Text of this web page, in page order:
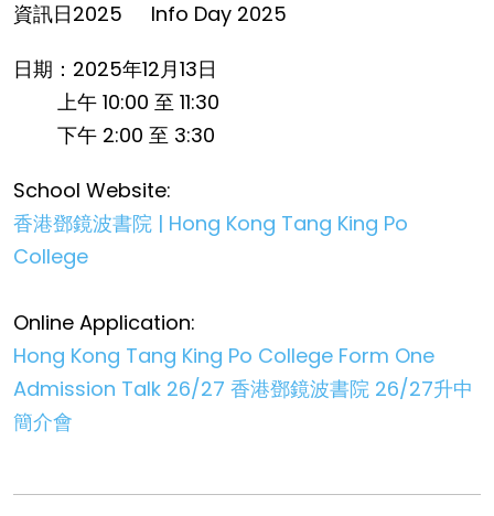
資訊日2025
Info Day 2025
日期：2025年12月13日
上午 10:00 至 11:30
下午 2:00 至 3:30
School Website:
香港鄧鏡波書院 | Hong Kong Tang King Po
College
Online Application:
Hong Kong Tang King Po College Form One
Admission Talk 26/27 香港鄧鏡波書院 26/27升中
簡介會